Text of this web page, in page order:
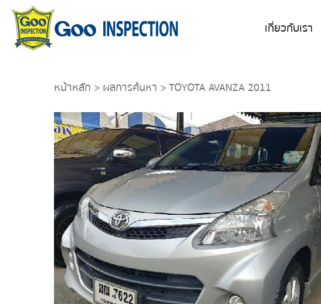
เกี่ยวกับเรา
หน้าหลัก > ผลการค้นหา > TOYOTA AVANZA 2011